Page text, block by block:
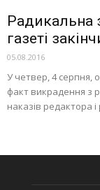
Радикальна
газеті
05.08.2016
У четвер, 4 серпня,
факт викрадення з
наказів редактора